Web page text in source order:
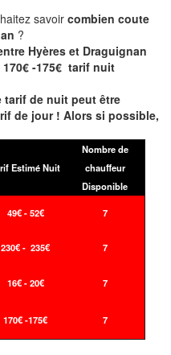
savoir combien coute
?
Hyères et Draguignan
170€ -175€ tarif nuit
tarif de nuit peut être
de jour ! Alors si possible,
Estimé Nuit
Nombre de
chauffeur
Disponible
49€ - 52€ 7
230€ - 235€ 7
16€ - 20€ 7
170€ -175€ 7